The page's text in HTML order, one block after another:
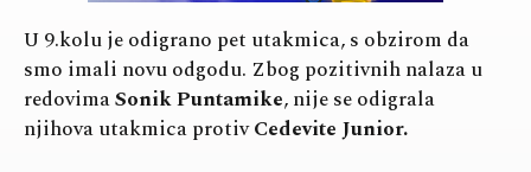
U 9.kolu je odigrano pet utakmica, s obzirom da
smo imali novu odgodu. Zbog pozitivnih nalaza u
redovimaSonik Puntamike, nije se odigrala
njihova utakmica protivCedevite Junior.